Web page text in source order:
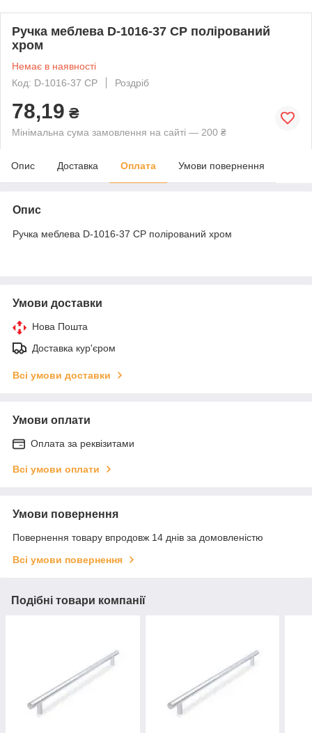
Ручка меблева D-1016-37 CP полірований
хром
Немає в наявності
Код: D-1016-37 CP
Роздріб
78,19 ₴
Мінімальна сума замовлення на сайті — 200 ₴
Опис Доставка Оплата Умови повернення
Опис
Ручка меблева D-1016-37 CP полірований хром
Умови доставки
Нова Пошта
Доставка кур'єром
Всі умови доставки
Умови оплати
Оплата за реквізитами
Всі умови оплати
Умови повернення
Повернення товару впродовж 14 днів за домовленістю
Всі умови повернення
Подібні товари компанії